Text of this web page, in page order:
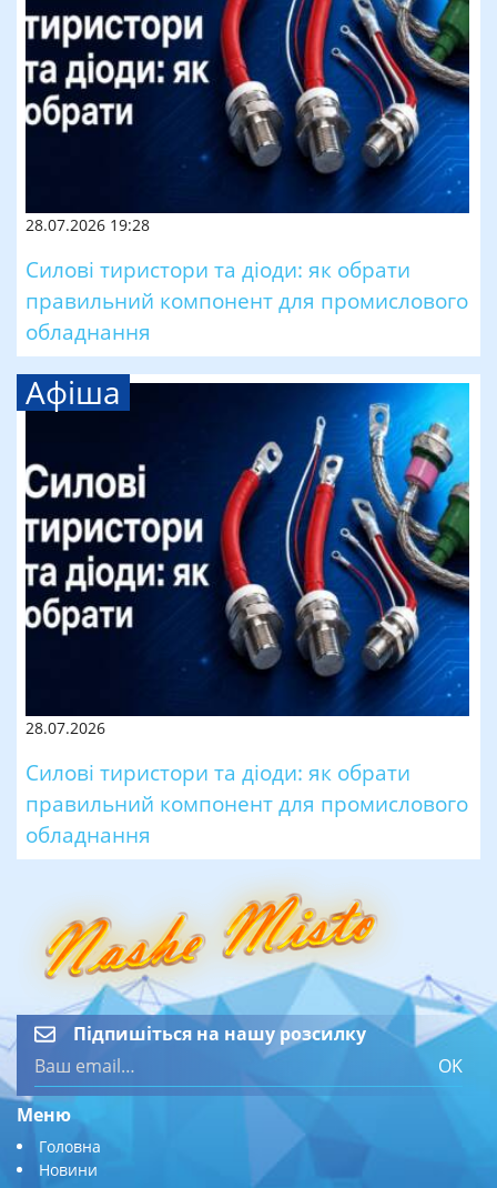
28.07.2026 19:28
Силові тиристори та діоди: як обрати
правильний компонент для промислового
обладнання
Афіша
28.07.2026
Силові тиристори та діоди: як обрати
правильний компонент для промислового
обладнання
Підпишіться на нашу розсилку
OK
Меню
Головна
Новини